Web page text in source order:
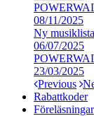
08/11/2025
Ny
06/07/2025
23/03/2025
Previous
Rabattkoder
Föreläsningar